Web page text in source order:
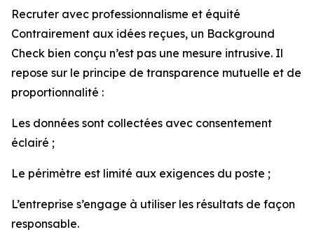
Recruter avec professionnalisme et équité
Contrairement aux idées reçues, un Background
Check bien conçu n’est pas une mesure intrusive. Il
repose sur le principe de transparence mutuelle et de
proportionnalité :
Les données sont collectées avec consentement
éclairé ;
Le périmètre est limité aux exigences du poste ;
L’entreprise s’engage à utiliser les résultats de façon
responsable.